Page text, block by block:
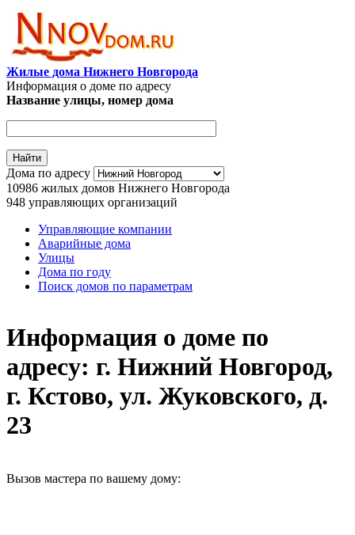
Перейти к основному содержанию
Жилые дома Нижнего Новгорода
Информация о доме по адресу
Адрес дома
Название улицы, номер дома
Дома по адресу
10986 жилых домов Нижнего Новгорода
948 управляющих организаций
Главное меню
Управляющие компании
Аварийные дома
Улицы
Дома по году
Поиск домов по параметрам
Информация о доме по
адресу: г. Нижний Новгород,
г. Кстово, ул. Жуковского, д.
23
Вызов мастера по вашему дому: